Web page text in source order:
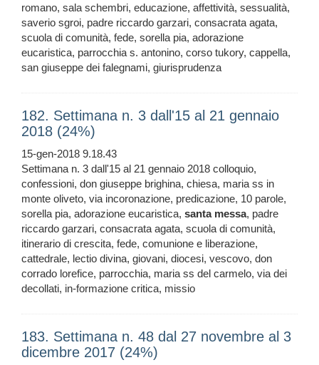
romano, sala schembri, educazione, affettività, sessualità,
saverio sgroi, padre riccardo garzari, consacrata agata,
scuola di comunità, fede, sorella pia, adorazione
eucaristica, parrocchia s. antonino, corso tukory, cappella,
san giuseppe dei falegnami, giurisprudenza
182. Settimana n. 3 dall'15 al 21 gennaio
2018 (24%)
15-gen-2018 9.18.43
Settimana n. 3 dall'15 al 21 gennaio 2018 colloquio,
confessioni, don giuseppe brighina, chiesa, maria ss in
monte oliveto, via incoronazione, predicazione, 10 parole,
sorella pia, adorazione eucaristica, santa messa, padre
riccardo garzari, consacrata agata, scuola di comunità,
itinerario di crescita, fede, comunione e liberazione,
cattedrale, lectio divina, giovani, diocesi, vescovo, don
corrado lorefice, parrocchia, maria ss del carmelo, via dei
decollati, in-formazione critica, missio
183. Settimana n. 48 dal 27 novembre al 3
dicembre 2017 (24%)